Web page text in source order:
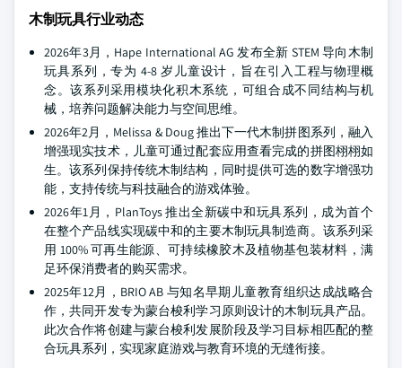
木制玩具行业动态
2026年3月，Hape International AG 发布全新 STEM 导向木制
玩具系列，专为 4-8 岁儿童设计，旨在引入工程与物理概
念。该系列采用模块化积木系统，可组合成不同结构与机
械，培养问题解决能力与空间思维。
2026年2月，Melissa & Doug 推出下一代木制拼图系列，融入
增强现实技术，儿童可通过配套应用查看完成的拼图栩栩如
生。该系列保持传统木制结构，同时提供可选的数字增强功
能，支持传统与科技融合的游戏体验。
2026年1月，PlanToys 推出全新碳中和玩具系列，成为首个
在整个产品线实现碳中和的主要木制玩具制造商。该系列采
用 100% 可再生能源、可持续橡胶木及植物基包装材料，满
足环保消费者的购买需求。
2025年12月，BRIO AB 与知名早期儿童教育组织达成战略合
作，共同开发专为蒙台梭利学习原则设计的木制玩具产品。
此次合作将创建与蒙台梭利发展阶段及学习目标相匹配的整
合玩具系列，实现家庭游戏与教育环境的无缝衔接。